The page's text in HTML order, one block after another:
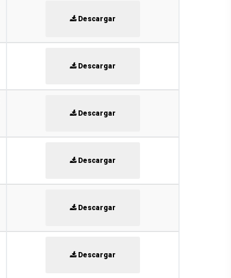
Descargar
Descargar
Descargar
Descargar
Descargar
Descargar